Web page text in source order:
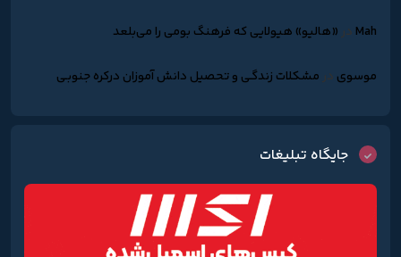
Mah در«هالیو» هیولایی که فرهنگ بومی را می‌بلعد
موسوی درمشکلات زندگـی و تحصیل دانش آموزان درکره جنوبـی
جایگاه تبلیغات